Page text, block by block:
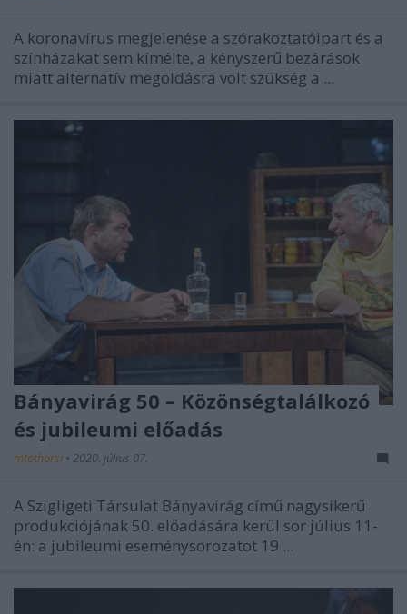
A koronavírus megjelenése a szórakoztatóipart és a
színházakat sem kímélte, a kényszerű bezárások
miatt alternatív megoldásra volt szükség a ...
Bányavirág 50 – Közönségtalálkozó
és jubileumi előadás
mtothorsi • 2020. július 07.
A Szigligeti Társulat Bányavirág című nagysikerű
produkciójának 50. előadására kerül sor július 11-
én: a jubileumi eseménysorozatot 19 ...